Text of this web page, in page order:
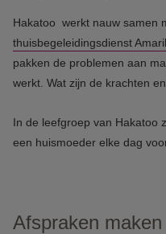
Hakatoo werkt nauw samen
thuisbegeleidingsdienst
pakken de problemen aan
werkt. Wat zijn de krachten
In de leefgroep van Hakatoo
een huismoeder elke dag
Afspraken